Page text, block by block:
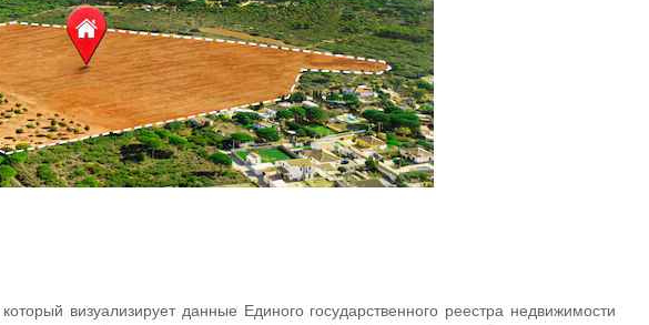
визуализирует данные Единого государственного реестра недвижимости